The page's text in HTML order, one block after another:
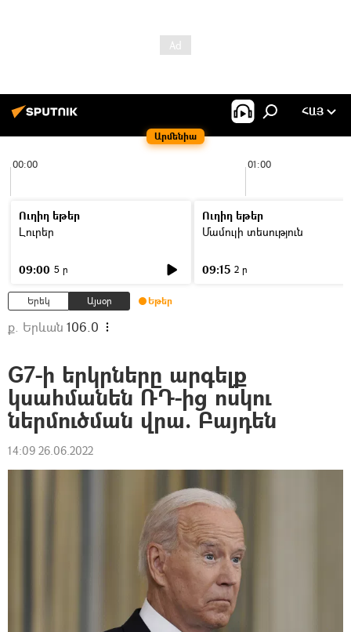
Արմենիա
ՀԱՅ
00:00 01:00
Ուղիղ եթեր
Լուրեր
09:00 5 ր
Ուղիղ եթեր
Մամուլի տեսություն
09:15 2 ր
Երեկ Այսօր Եթեր
ք. Երևան 106.0
G7-ի երկրները արգելք
կսահմանեն ՌԴ-ից ոսկու
ներմուծման վրա. Բայդեն
14:09 26.06.2022